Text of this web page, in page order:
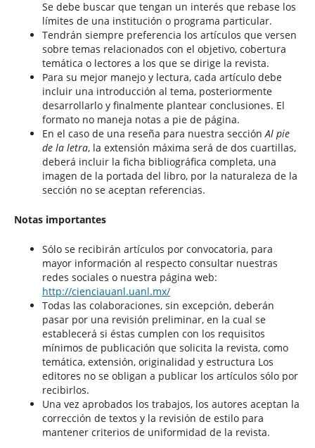
Se debe buscar que tengan un interés que rebase los
límites de una institución o programa particular.
Tendrán siempre preferencia los artículos que versen
sobre temas relacionados con el objetivo, cobertura
temática o lectores a los que se dirige la revista.
Para su mejor manejo y lectura, cada artículo debe
incluir una introducción al tema, posteriormente
desarrollarlo y finalmente plantear conclusiones. El
formato no maneja notas a pie de página.
En el caso de una reseña para nuestra secciónAl pie
de la letra, la extensión máxima será de dos cuartillas,
deberá incluir la ficha bibliográfica completa, una
imagen de la portada del libro, por la naturaleza de la
sección no se aceptan referencias.
Notas importantes
Sólo se recibirán artículos por convocatoria, para
mayor información al respecto consultar nuestras
redes sociales o nuestra página web:
http://cienciauanl.uanl.mx/
Todas las colaboraciones, sin excepción, deberán
pasar por una revisión preliminar, en la cual se
establecerá si éstas cumplen con los requisitos
mínimos de publicación que solicita la revista, como
temática, extensión, originalidad y estructura Los
editores no se obligan a publicar los artículos sólo por
recibirlos.
Una vez aprobados los trabajos, los autores aceptan la
corrección de textos y la revisión de estilo para
mantener criterios de uniformidad de la revista.